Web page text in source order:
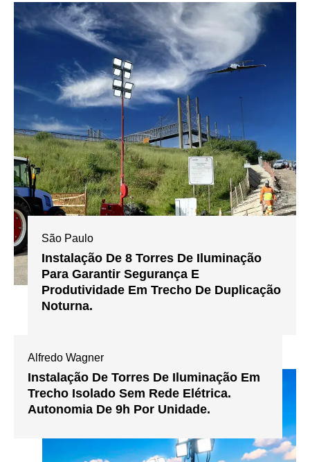
São Paulo
Instalação De 8 Torres De Iluminação
Para Garantir Segurança E
Produtividade Em Trecho De Duplicação
Noturna.
Alfredo Wagner
Instalação De Torres De Iluminação Em
Trecho Isolado Sem Rede Elétrica.
Autonomia De 9h Por Unidade.